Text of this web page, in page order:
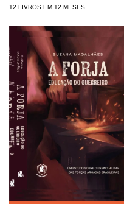
12 LIVROS EM 12 MESES